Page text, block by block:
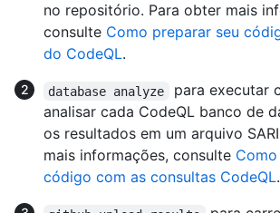
no repositório. Para obter mais
consulte Como preparar seu
do CodeQL.
database analyze
para executar
analisar cada CodeQL banco de
os resultados em um arquivo
mais informações, consulte
código com as consultas CodeQL.